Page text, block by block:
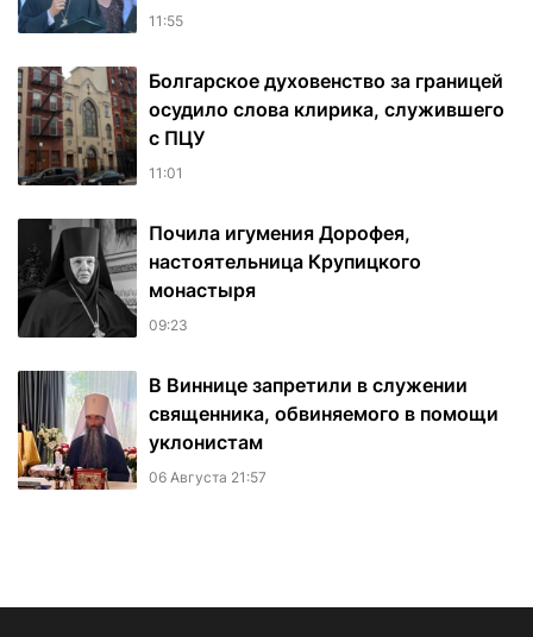
11:55
Болгарское духовенство за границей
осудило слова клирика, служившего
с ПЦУ
11:01
Почила игумения Дорофея,
настоятельница Крупицкого
монастыря
09:23
В Виннице запретили в служении
священника, обвиняемого в помощи
уклонистам
06 Августа 21:57